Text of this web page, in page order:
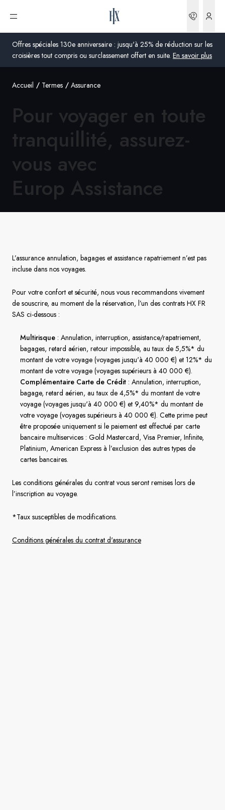
Offres spéciales 130e anniversaire : jusqu'à 25% de réduction sur les
croisières tout compris ou surclassement offert en suite. En savoir plus
Ouvrir le menu
Royaume-Uni
Suisse
Danemark
Norvège
Global
Accueil Termes Assurance
Pour voyager en toute
tranquillité, assurez-
vous avec
Europ Assistance
L’assurance annulation, bagages et assistance rapatriement n’est pas
incluse dans nos voyages.
Pour votre confort et sécurité, nous vous recommandons vivement
de souscrire, au moment de la réservation, l’un des contrats HX FR
SAS ci-dessous :
Multirisque : Annulation, interruption, assistance/rapatriement,
bagages, retard aérien, retour impossible, au taux de 5,5%* du
montant de votre voyage (voyages jusqu'à 40 000 €) et 12%* du
montant de votre voyage (voyages supérieurs à 40 000 €).
Complémentaire Carte de Crédit : Annulation, interruption,
bagage, retard aérien, au taux de 4,5%* du montant de votre
voyage (voyages jusqu'à 40 000 €) et 9,40%* du montant de
votre voyage (voyages supérieurs à 40 000 €). Cette prime peut
être proposée uniquement si le paiement est effectué par carte
bancaire multiservices : Gold Mastercard, Visa Premier, Infinite,
Platinium, American Express à l’exclusion des autres types de
cartes bancaires.
Les conditions générales du contrat vous seront remises lors de
l’inscription au voyage.
*Taux susceptibles de modifications.
Conditions générales du contrat d'assurance